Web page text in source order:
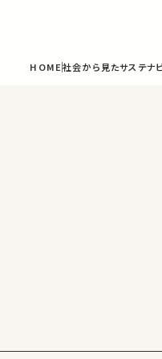
HOME社会から見たサステナ